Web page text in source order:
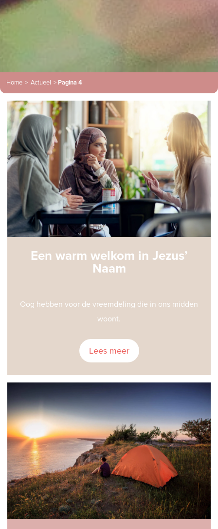
Home > Actueel > Pagina 4
Een warm welkom in Jezus’
Naam
Oog hebben voor de vreemdeling die in ons midden
woont.
Lees meer